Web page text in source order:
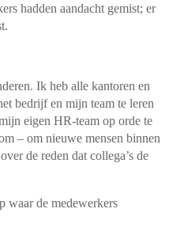
hadden aandacht gemist; er
Ik heb alle kantoren en
bedrijf en mijn team te leren
eigen HR-team op orde te
– om nieuwe mensen binnen
de reden dat collega’s de
waar de medewerkers